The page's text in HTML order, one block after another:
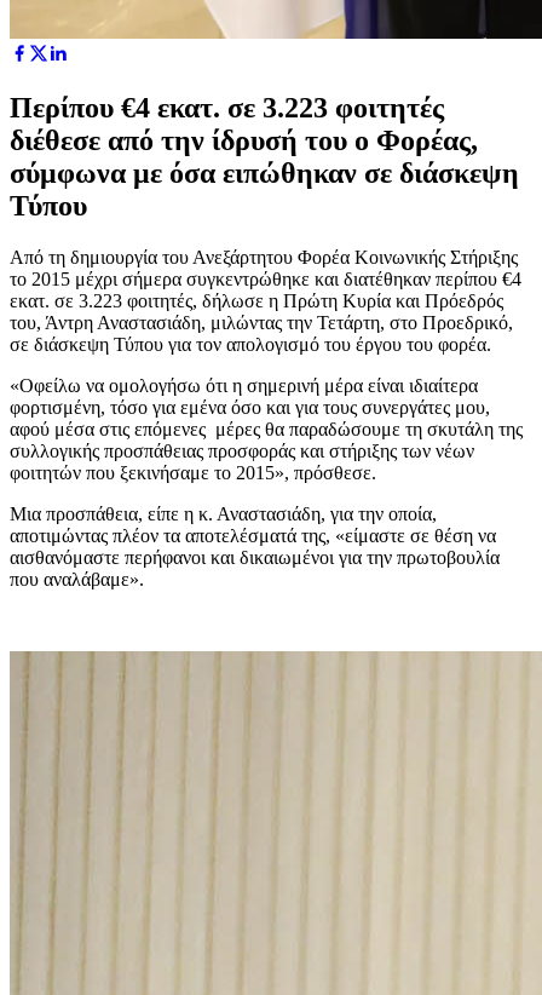
Περίπου €4 εκατ. σε 3.223 φοιτητές
διέθεσε από την ίδρυσή του ο Φορέας,
σύμφωνα με όσα ειπώθηκαν σε διάσκεψη
Τύπου
Από τη δημιουργία του Ανεξάρτητου Φορέα Κοινωνικής Στήριξης
το 2015 μέχρι σήμερα συγκεντρώθηκε και διατέθηκαν περίπου €4
εκατ. σε 3.223 φοιτητές, δήλωσε η Πρώτη Κυρία και Πρόεδρός
του, Άντρη Αναστασιάδη, μιλώντας την Τετάρτη, στο Προεδρικό,
σε διάσκεψη Τύπου για τον απολογισμό του έργου του φορέα.
«Οφείλω να ομολογήσω ότι η σημερινή μέρα είναι ιδιαίτερα
φορτισμένη, τόσο για εμένα όσο και για τους συνεργάτες μου,
αφού μέσα στις επόμενες μέρες θα παραδώσουμε τη σκυτάλη της
συλλογικής προσπάθειας προσφοράς και στήριξης των νέων
φοιτητών που ξεκινήσαμε το 2015», πρόσθεσε.
Μια προσπάθεια, είπε η κ. Αναστασιάδη, για την οποία,
αποτιμώντας πλέον τα αποτελέσματά της, «είμαστε σε θέση να
αισθανόμαστε περήφανοι και δικαιωμένοι για την πρωτοβουλία
που αναλάβαμε».